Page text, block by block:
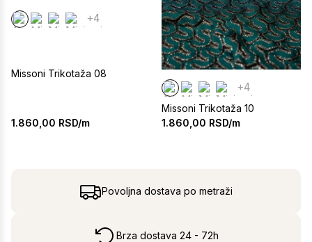
+4
Missoni Trikotaža 08
1.860,00 RSD/m
+4
Missoni Trikotaža 10
1.860,00 RSD/m
Povoljna dostava po metraži
Brza dostava 24 - 72h